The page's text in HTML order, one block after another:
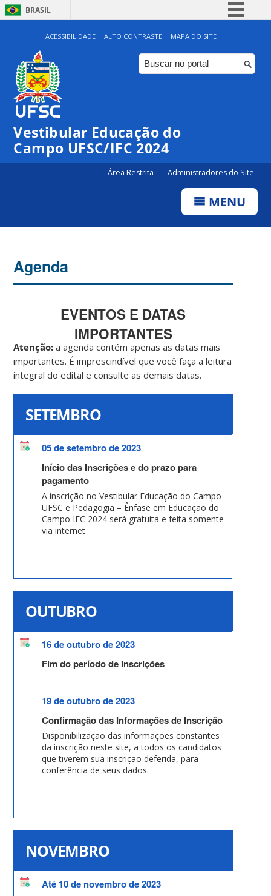
BRASIL
Simplifique!
Comunica BR
Participe
Canais
ACESSIBILIDADE ALTO CONTRASTE MAPA DO SITE
Vestibular Educação do
Campo UFSC/IFC 2024
Área Restrita Administradores do Site
MENU
Agenda
EVENTOS E DATAS
IMPORTANTES
Atenção: a agenda contém apenas as datas mais
importantes. É imprescindível que você faça a leitura
integral do edital e consulte as demais datas.
SETEMBRO
05 de setembro de 2023
Início das Inscrições e do prazo para
pagamento
A inscrição no Vestibular Educação do Campo
UFSC e Pedagogia – Ênfase em Educação do
Campo IFC 2024 será gratuita e feita somente
via internet
OUTUBRO
16 de outubro de 2023
Fim do período de Inscrições
19 de outubro de 2023
Confirmação das Informações de Inscrição
Disponibilização das informações constantes
da inscrição neste site, a todos os candidatos
que tiverem sua inscrição deferida, para
conferência de seus dados.
NOVEMBRO
Até 10 de novembro de 2023